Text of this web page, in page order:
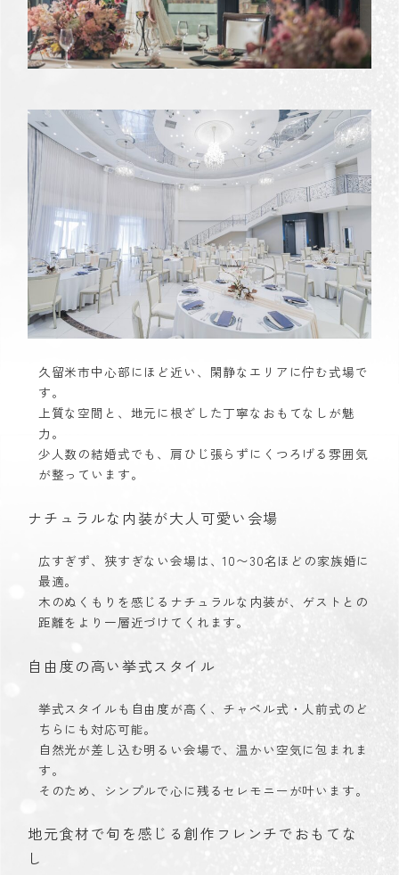
久留米市中心部にほど近い、閑静なエリアに佇む式場で
す。
上質な空間と、地元に根ざした丁寧なおもてなしが魅
力。
少人数の結婚式でも、肩ひじ張らずにくつろげる雰囲気
が整っています。
ナチュラルな内装が大人可愛い会場
広すぎず、狭すぎない会場は、10〜30名ほどの家族婚に
最適。
木のぬくもりを感じるナチュラルな内装が、ゲストとの
距離をより一層近づけてくれます。
自由度の高い挙式スタイル
挙式スタイルも自由度が高く、チャペル式・人前式のど
ちらにも対応可能。
自然光が差し込む明るい会場で、温かい空気に包まれま
す。
そのため、シンプルで心に残るセレモニーが叶います。
地元食材で旬を感じる創作フレンチでおもてな
し